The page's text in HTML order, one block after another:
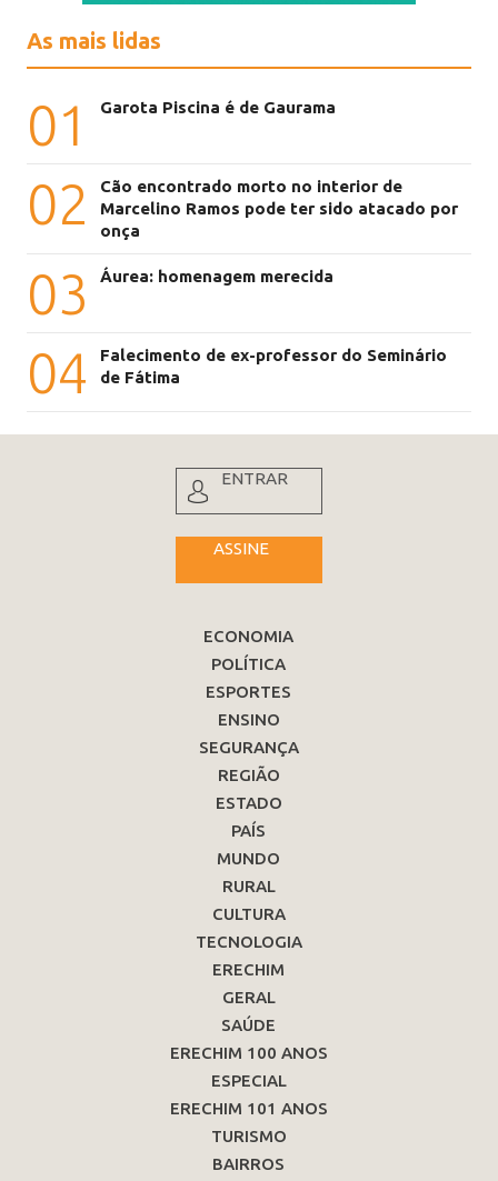
As mais lidas
01 Garota Piscina é de Gaurama
02
Cão encontrado morto no interior de
Marcelino Ramos pode ter sido atacado por
onça
03 Áurea: homenagem merecida
04
Falecimento de ex-professor do Seminário
de Fátima
ENTRAR
ASSINE
ECONOMIA
POLÍTICA
ESPORTES
ENSINO
SEGURANÇA
REGIÃO
ESTADO
PAÍS
MUNDO
RURAL
CULTURA
TECNOLOGIA
ERECHIM
GERAL
SAÚDE
ERECHIM 100 ANOS
ESPECIAL
ERECHIM 101 ANOS
TURISMO
BAIRROS